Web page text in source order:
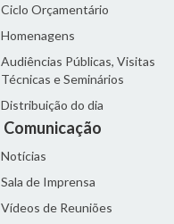
Ciclo Orçamentário
Homenagens
Audiências Públicas, Visitas
Técnicas e Seminários
Distribuição do dia
Comunicação
Notícias
Sala de Imprensa
Vídeos de Reuniões